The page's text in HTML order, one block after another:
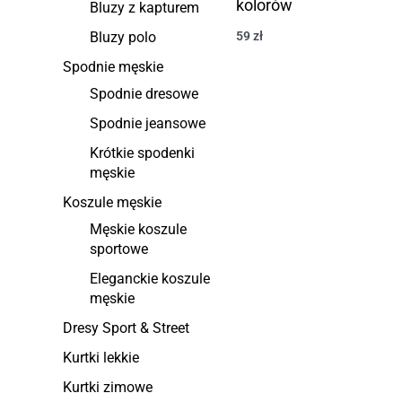
Bluzy z kapturem
Bluzy polo
Spodnie męskie
Spodnie dresowe
Spodnie jeansowe
Krótkie spodenki
męskie
Koszule męskie
Męskie koszule
sportowe
Eleganckie koszule
męskie
Dresy Sport & Street
Kurtki lekkie
Kurtki zimowe
kolorów
59zł